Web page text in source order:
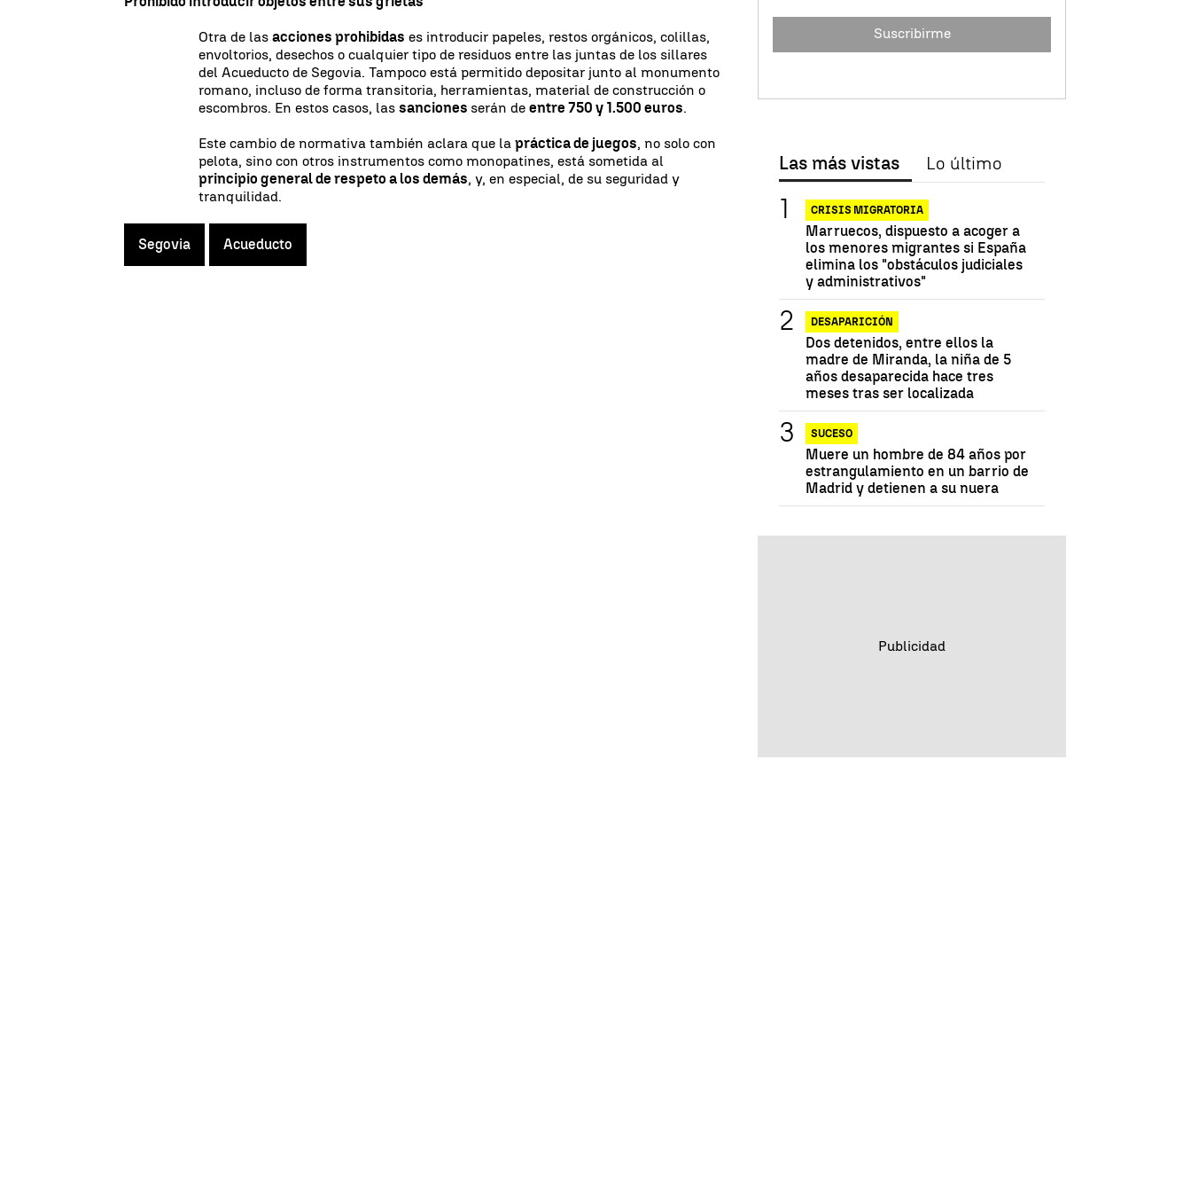
Otra de lasacciones prohibidas es introducir papeles, restos orgánicos, colillas,
envoltorios, desechos o cualquier tipo de residuos entre las juntas de los sillares
del Acueducto de Segovia. Tampoco está permitido depositar junto al monumento
romano, incluso de forma transitoria, herramientas, material de construcción o
escombros. En estos casos, lassanciones serán deentre 750 y 1.500 euros.
Este cambio de normativa también aclara que lapráctica de juegos, no solo con
pelota, sino con otros instrumentos como monopatines, está sometida al
principio general de respeto a los demás, y, en especial, de su seguridad y
tranquilidad.
Segovia Acueducto
Suscribirme
Las más vistas Lo último
CRISIS MIGRATORIA
Marruecos, dispuesto a acoger a
los menores migrantes si España
elimina los "obstáculos judiciales
y administrativos"
DESAPARICIÓN
Dos detenidos, entre ellos la
madre de Miranda, la niña de 5
años desaparecida hace tres
meses tras ser localizada
SUCESO
Muere un hombre de 84 años por
estrangulamiento en un barrio de
Madrid y detienen a su nuera